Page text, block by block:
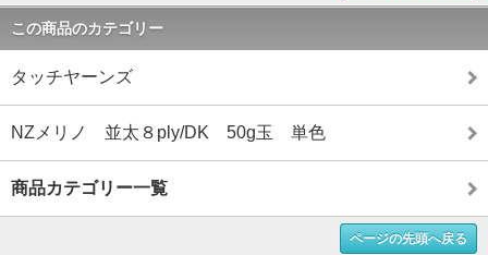
この商品のカテゴリー
タッチヤーンズ
NZメリノ 並太８ply/DK 50g玉 単色
商品カテゴリー一覧
ページの先頭へ戻る